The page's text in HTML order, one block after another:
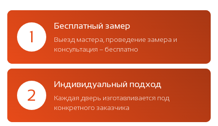
1
Бесплатный замер
Выезд мастера, проведение замера и
консультация – бесплатно
2
Индивидуальный подход
Каждая дверь изготавливается под
конкретного заказчика